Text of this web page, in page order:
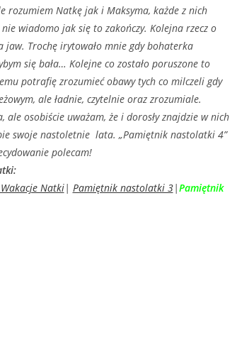
rozumiem Natkę jak i Maksyma, każde z nich
wiadomo jak się to zakończy. Kolejna rzecz o
jaw. Trochę irytowało mnie gdy bohaterka
się bała… Kolejne co zostało poruszone to
potrafię zrozumieć obawy tych co milczeli gdy
ale ładnie, czytelnie oraz zrozumiale.
osobiście uważam, że i dorosły znajdzie w nich
swoje nastoletnie lata. „Pamiętnik nastolatki 4”
polecam!
Natki| Pamiętnik nastolatki 3|Pamiętnik